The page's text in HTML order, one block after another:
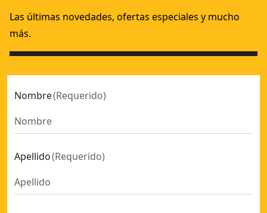
Las últimas novedades, ofertas especiales y mucho
más.
Nombre(Requerido)
Apellido(Requerido)